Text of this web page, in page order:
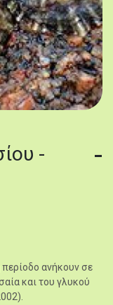
-
ανήκουν σε
και του γλυκού